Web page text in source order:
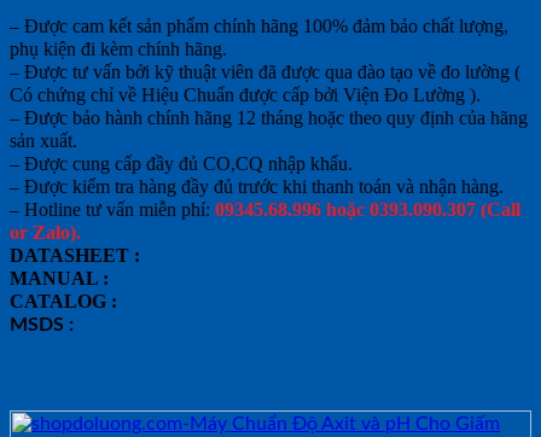
– Được cam kết sản phẩm chính hãng 100% đảm bảo chất lượng,
phụ kiện đi kèm chính hãng.
– Được tư vấn bởi kỹ thuật viên đã được qua đào tạo về đo lường (
Có chứng chỉ về Hiệu Chuẩn được cấp bởi Viện Đo Lường ).
– Được bảo hành chính hãng 12 tháng hoặc theo quy định của hãng
sản xuất.
– Được cung cấp đầy đủ CO,CQ nhập khẩu.
– Được kiểm tra hàng đầy đủ trước khi thanh toán và nhận hàng.
– Hotline tư vấn miễn phí: 09345.68.996 hoặc 0393.090.307 (Call
or Zalo).
DATASHEET :
MANUAL :
CATALOG :
MSDS :